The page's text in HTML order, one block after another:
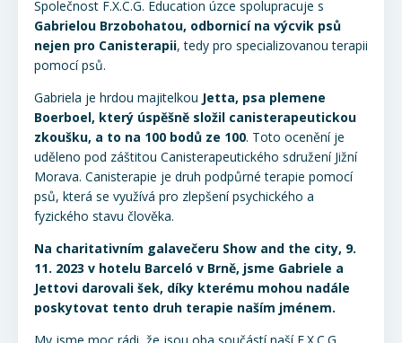
Společnost F.X.C.G. Education úzce spolupracuje s
Gabrielou Brzobohatou, odbornicí na výcvik psů
nejen pro Canisterapii, tedy pro specializovanou terapii
pomocí psů.
Gabriela je hrdou majitelkou Jetta, psa plemene
Boerboel, který úspěšně složil canisterapeutickou
zkoušku, a to na 100 bodů ze 100. Toto ocenění je
uděleno pod záštitou Canisterapeutického sdružení Jižní
Morava. Canisterapie je druh podpůrné terapie pomocí
psů, která se využívá pro zlepšení psychického a
fyzického stavu člověka.
Na charitativním galavečeru Show and the city, 9.
11. 2023 v hotelu Barceló v Brně, jsme Gabriele a
Jettovi darovali šek, díky kterému mohou nadále
poskytovat tento druh terapie naším jménem.